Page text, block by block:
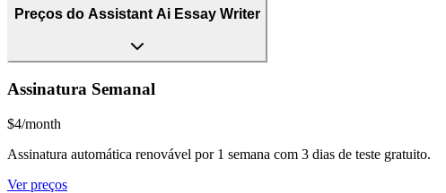
Preços do Assistant Ai Essay Writer
Assinatura Semanal
$4/month
Assinatura automática renovável por 1 semana com 3 dias de teste gratuito.
Ver preços